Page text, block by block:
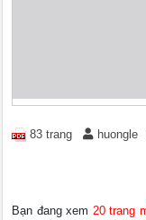
83 trang huongle
Bạn đang xem 20 trang